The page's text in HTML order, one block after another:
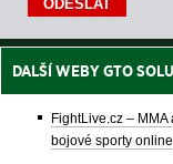
DALŠÍ WEBY GTO
FightLive.cz – MMA
bojové sporty online